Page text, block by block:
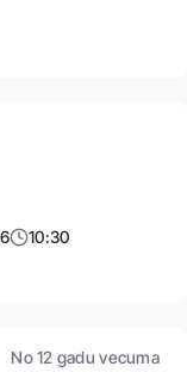
10:30
No 12 gadu vecuma